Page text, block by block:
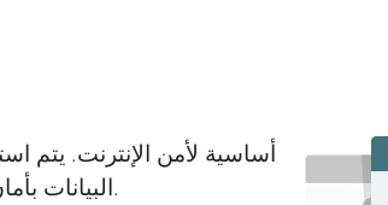
البيانات بأمان بين المتصفح أو كمبيوتر المستخدم والخادم أو موقع الويب.